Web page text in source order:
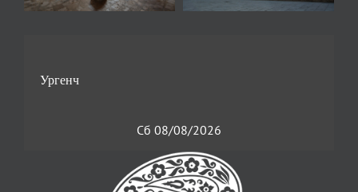
Сб 08/08/2026